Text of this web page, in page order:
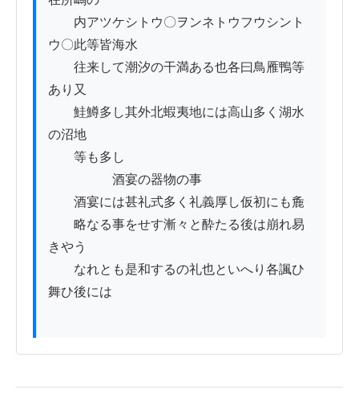
内アツケシトウ〇ヲンネトウフウシント
ウ〇此等皆海水
往来して潮汐の干満ある也各曰鳥雁鴨等
あり又
鮭鱒多し其外北蝦夷地には高山多く湖水
の沼地
等も多し
酒宴の器物の事
酒宴には甚礼式多く礼義厚し仮初にも麁
略なる事をせす漸々と酔たる後は崩れ易
きやう
なれとも是和するの礼也といへり各諷ひ
舞ひ後には